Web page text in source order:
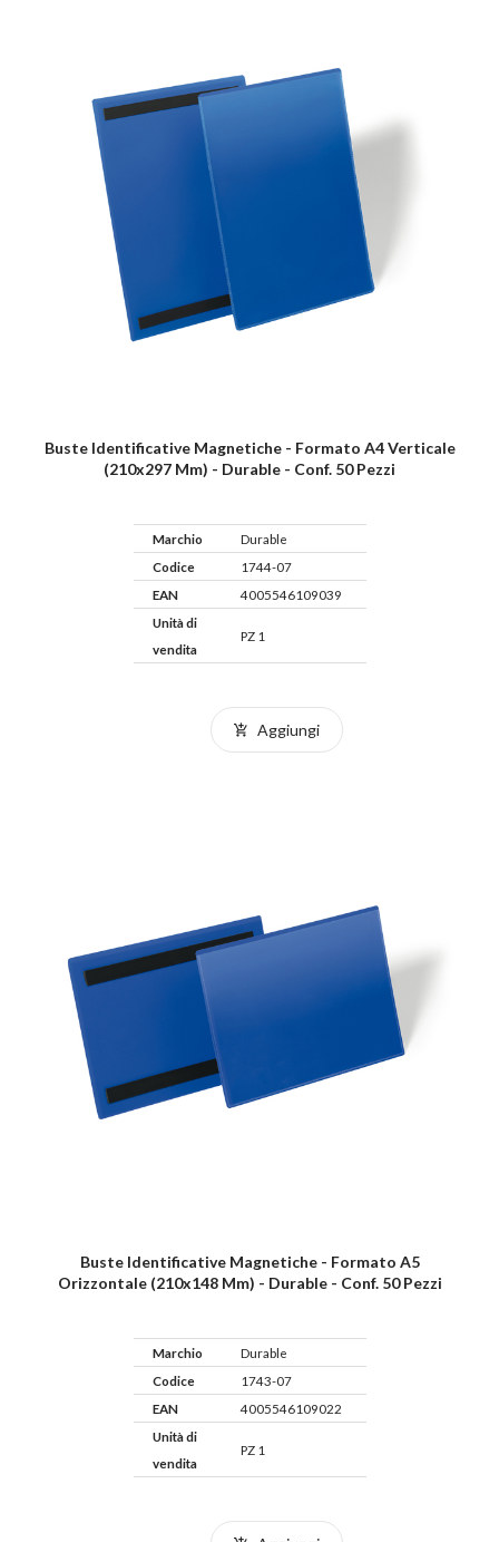
Buste Identificative Magnetiche - Formato A4 Verticale
(210x297 Mm) - Durable - Conf. 50 Pezzi
Marchio
Durable
Codice
1744-07
EAN
4005546109039
Unità di
vendita
PZ 1
Aggiungi
Buste Identificative Magnetiche - Formato A5
Orizzontale (210x148 Mm) - Durable - Conf. 50 Pezzi
Marchio
Durable
Codice
1743-07
EAN
4005546109022
Unità di
vendita
PZ 1